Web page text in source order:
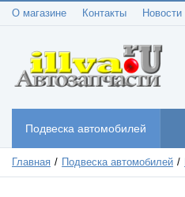
О магазине Контакты Новости
Подвеска автомобилей
Главная Подвеска автомобилей